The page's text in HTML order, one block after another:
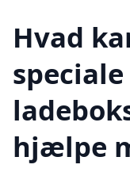
Hvad
hjælpe